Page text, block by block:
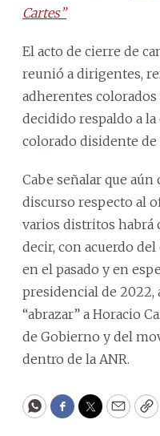
Cartes”
El acto de cierre de
reunió a dirigentes,
adherentes
decidido respaldo a
colorado disidente de
Cabe señalar que
discurso respecto al
varios distritos habrá
decir, con acuerdo
en el pasado y en
presidencial de 2022,
“abrazar” a Horacio
de Gobierno y del
dentro de la ANR.
WhatsApp
Facebook
Twitter
Email